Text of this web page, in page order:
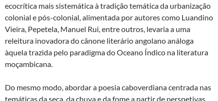
ecocrítica mais sistemática à tradição temática da urbanização
colonial e pós-colonial, alimentada por autores como Luandino
Vieira, Pepetela, Manuel Rui, entre outros, levaria a uma
releitura inovadora do cânone literário angolano análoga
àquela trazida pelo paradigma do Oceano Índico na literatura
moçambicana.
Do mesmo modo, abordar a poesia caboverdiana centrada nas
temáticas da seca, da chuva e da fome a partir de perspetivas